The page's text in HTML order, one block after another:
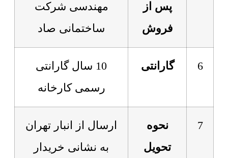
پس از
فروش
مهندسی شرکت
ساختمانی صاد
6 گارانتی
10 سال گارانتی
رسمی کارخانه
7
نحوه
تحویل
ارسال از انبار تهران
به نشانی خریدار